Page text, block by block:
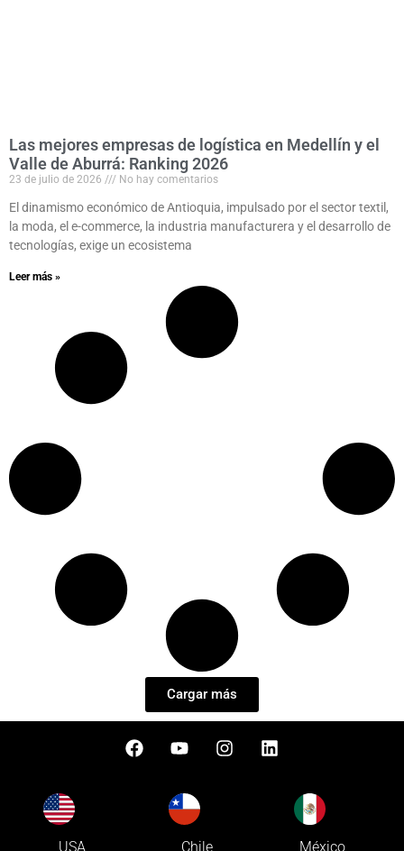
Las mejores empresas de logística en Medellín y el
Valle de Aburrá: Ranking 2026
23 de julio de 2026 No hay comentarios
El dinamismo económico de Antioquia, impulsado por el sector textil,
la moda, el e-commerce, la industria manufacturera y el desarrollo de
tecnologías, exige un ecosistema
Leer más »
Cargar más
USA Chile México